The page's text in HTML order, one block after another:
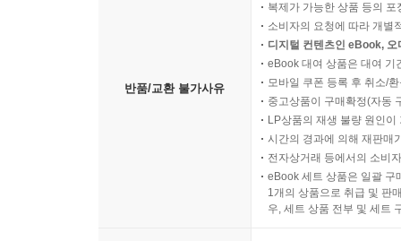
반품/교환 불가사유
복제가 가능한 상품 등의
소비자의 요청에 따라 개별
디지털 컨텐츠인 eBook,
eBook 대여 상품은 대여 기
모바일 쿠폰 등록 후 취소/
중고상품이 구매확정(자동
LP상품의 재생 불량 원인
시간의 경과에 의해 재판매
전자상거래 등에서의 소비
eBook 세트 상품은 일괄 구
1개의 상품으로 취급 및 판
우, 세트 상품 전부 및 세트